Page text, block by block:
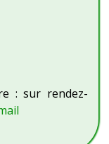
: sur rendez-